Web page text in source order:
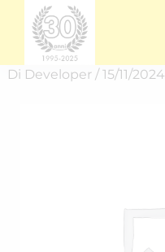
contenuto
Di Developer /15/11/2024